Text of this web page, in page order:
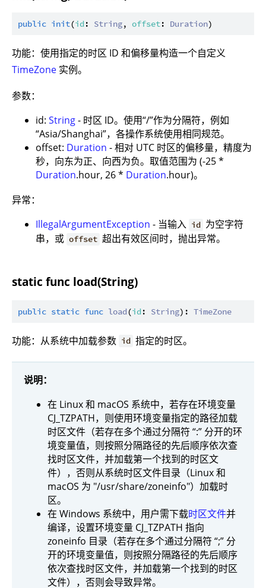
public init(id: String, offset: Duration
功能：使用指定的时区 ID 和偏移量构造一个自定义
TimeZone 实例。
参数：
id: String- 时区 ID。使用“/”作为分隔符，例如
“Asia/Shanghai”，各操作系统使用相同规范。
offset: Duration - 相对 UTC 时区的偏移量，精度为
秒，向东为正、向西为负。取值范围为 (-25 *
Duration.hour, 26 * Duration.hour)。
异常：
IllegalArgumentException - 当输入 id 为空字符
串，或 offset 超出有效区间时，抛出异常。
static func load(String)
public static func load(id: String): TimeZone
功能：从系统中加载参数 id 指定的时区。
说明：
在 Linux 和 macOS 系统中，若存在环境变量
CJ_TZPATH，则使用环境变量指定的路径加载
时区文件（若存在多个通过分隔符 “:” 分开的环
境变量值，则按照分隔路径的先后顺序依次查
找时区文件，并加载第一个找到的时区文
件），否则从系统时区文件目录（Linux 和
macOS 为 "/usr/share/zoneinfo"）加载时
区。
在 Windows 系统中，用户需下载时区文件并
编译，设置环境变量 CJ_TZPATH 指向
zoneinfo 目录（若存在多个通过分隔符 “;” 分
开的环境变量值，则按照分隔路径的先后顺序
依次查找时区文件，并加载第一个找到的时区
文件），否则会导致异常。